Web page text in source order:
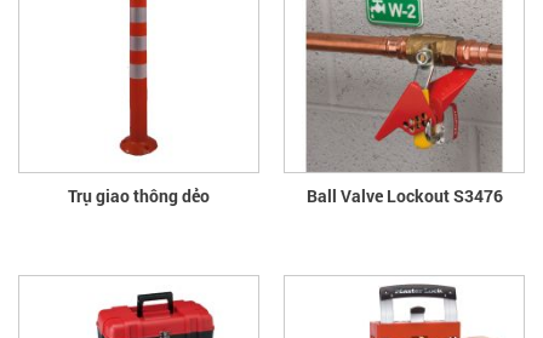
Trụ giao thông dẻo Ball Valve Lockout S3476